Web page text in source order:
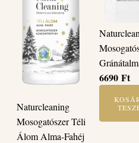
Naturcleaning
Mosogatószer Téli
Álom Alma-Fahéj
6690 Ft